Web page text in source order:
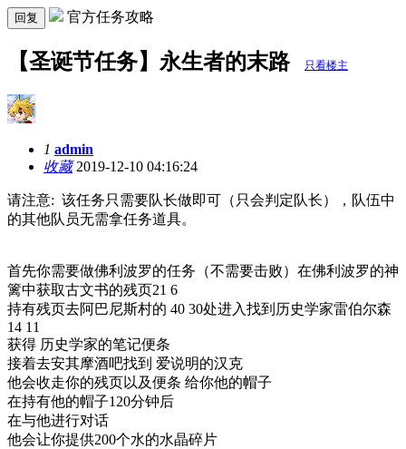
回复 官方任务攻略
【圣诞节任务】永生者的末路 只看楼主
1 admin
收藏2019-12-10 04:16:24
请注意: 该任务只需要队长做即可（只会判定队长），队伍中
的其他队员无需拿任务道具。
首先你需要做佛利波罗的任务（不需要击败）在佛利波罗的神
篱中获取古文书的残页21 6
持有残页去阿巴尼斯村的 40 30处进入找到历史学家雷伯尔森
14 11
获得 历史学家的笔记便条
接着去安其摩酒吧找到 爱说明的汉克
他会收走你的残页以及便条 给你他的帽子
在持有他的帽子120分钟后
在与他进行对话
他会让你提供200个水的水晶碎片